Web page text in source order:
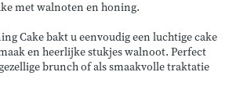
met walnoten en honing.
Cake bakt u eenvoudig een luchtige cake
en heerlijke stukjes walnoot. Perfect
brunch of als smaakvolle traktatie